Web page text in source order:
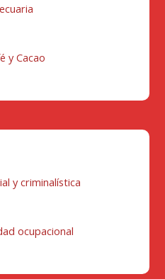
y Cacao
y criminalística
ocupacional